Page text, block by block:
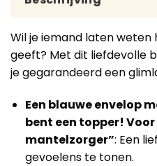
Wil je iemand laten
geeft? Met dit liefdevolle
je gegarandeerd een
Een blauwe envelop
bent een topper!
mantelzorger”: Een
gevoelens te tonen.